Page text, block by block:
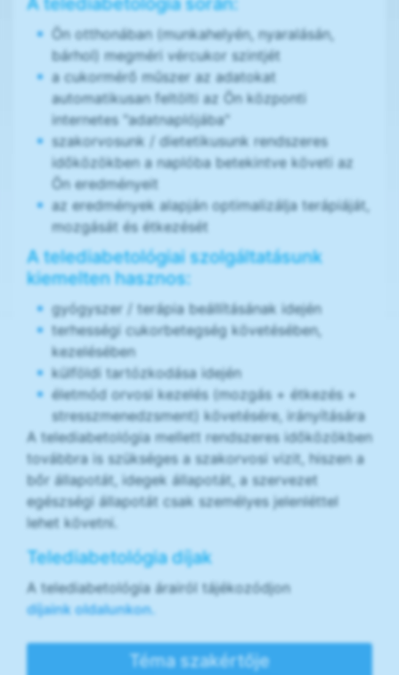
Ön otthonában (munkahelyén, nyaralásán,
bárhol) megméri vércukor szintjét
a cukormérő műszer az adatokat
automatikusan feltölti az Ön központi
internetes "adatnaplójába"
szakorvosunk / dietetikusunk rendszeres
időközökben a naplóba betekintve követi az
Ön eredményeit
az eredmények alapján optimalizálja terápiáját,
mozgását és étkezését
A telediabetológiai szolgáltatásunk
kiemelten hasznos:
gyógyszer / terápia beállításának idején
terhességi cukorbetegség követésében,
kezelésében
külföldi tartózkodása idején
életmód orvosi kezelés (mozgás + étkezés +
stresszmenedzsment) követésére, irányítására
A telediabetológia mellett rendszeres időközökben
továbbra is szükséges a szakorvosi vizit, hiszen a
bőr állapotát, idegek állapotát, a szervezet
egészségi állapotát csak személyes jelenléttel
lehet követni.
Telediabetológia díjak
A telediabetológia árairól tájékozódjon
díjaink oldalunkon.
Téma szakértője